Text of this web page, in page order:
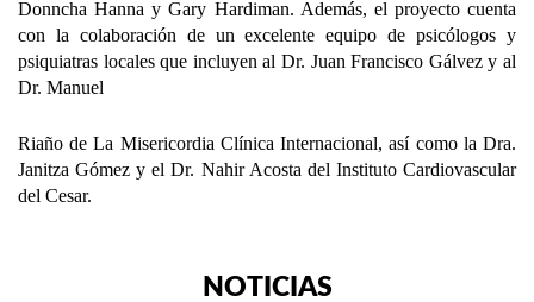
Donncha Hanna y Gary Hardiman. Además, el proyecto cuenta
con la colaboración de un excelente equipo de psicólogos y
psiquiatras locales que incluyen al Dr. Juan Francisco Gálvez y al
Dr. Manuel
Riaño de La Misericordia Clínica Internacional, así como la Dra.
Janitza Gómez y el Dr. Nahir Acosta del Instituto Cardiovascular
del Cesar.
NOTICIAS